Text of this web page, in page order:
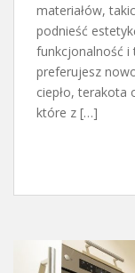
materiałów,
podnieść
funkcjonalność i
preferujesz
ciepło, terakota
które z […]